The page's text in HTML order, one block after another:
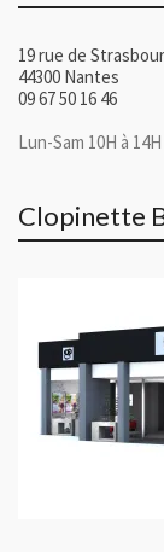
19 rue de
44300 Nantes
09 67 50 16 46
Lun-Sam 10H à
Clopinette